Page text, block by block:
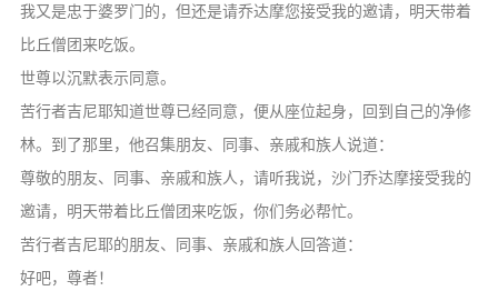
我又是忠于婆罗门的，但还是请乔达摩您接受我的邀请，明天带着
比丘僧团来吃饭。
世尊以沉默表示同意。
苦行者吉尼耶知道世尊已经同意，便从座位起身，回到自己的净修
林。到了那里，他召集朋友、同事、亲戚和族人说道：
尊敬的朋友、同事、亲戚和族人，请听我说，沙门乔达摩接受我的
邀请，明天带着比丘僧团来吃饭，你们务必帮忙。
苦行者吉尼耶的朋友、同事、亲戚和族人回答道：
好吧，尊者！